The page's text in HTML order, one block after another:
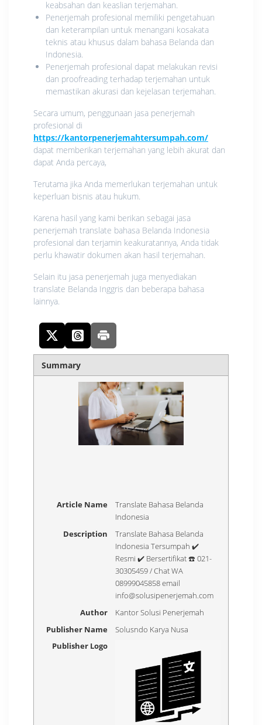
keabsahan dan keaslian terjemahan.
Penerjemah profesional memiliki pengetahuan
dan keterampilan untuk menangani kosakata
teknis atau khusus dalam bahasa Belanda dan
Indonesia.
Penerjemah profesional dapat melakukan revisi
dan proofreading terhadap terjemahan untuk
memastikan akurasi dan kejelasan terjemahan.
Secara umum, penggunaan jasa penerjemah
profesional di
https://kantorpenerjemahtersumpah.com/
dapat memberikan terjemahan yang lebih akurat dan
dapat Anda percaya,
Terutama jika Anda memerlukan terjemahan untuk
keperluan bisnis atau hukum.
Karena hasil yang kami berikan sebagai jasa
penerjemah translate bahasa Belanda Indonesia
profesional dan terjamin keakuratannya, Anda tidak
perlu khawatir dokumen akan hasil terjemahan.
Selain itu jasa penerjemah juga menyediakan
translate Belanda Inggris dan beberapa bahasa
lainnya.
Summary
Article Name
Translate Bahasa Belanda
Indonesia
Description
Translate Bahasa Belanda
Indonesia Tersumpah ✔️
Resmi ✔️ Bersertifikat ☎️ 021-
30305459 / Chat WA
08999045858 email
info@solusipenerjemah.com
Author
Kantor Solusi Penerjemah
Publisher Name
Solusndo Karya Nusa
Publisher Logo